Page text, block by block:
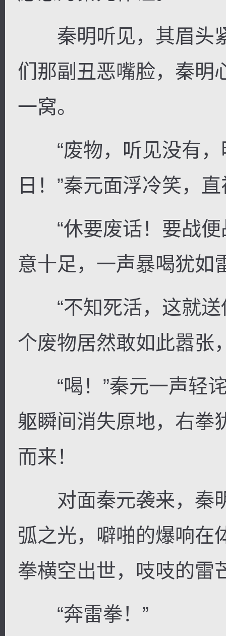
秦明听见，其眉头
们那副丑恶嘴脸，秦明
一窝。
“废物，听见没有，
日！”秦元面浮冷笑，
“休要废话！要战便
意十足，一声暴喝犹如
“不知死活，这就送
个废物居然敢如此嚣张
“喝！”秦元一声轻诧
躯瞬间消失原地，右拳
而来！
对面秦元袭来，秦
弧之光，噼啪的爆响在
拳横空出世，吱吱的雷
“奔雷拳！”